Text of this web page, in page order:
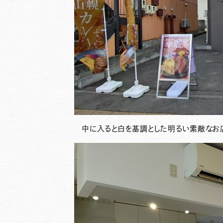
中に入ると白を基調とした明るい素敵なお